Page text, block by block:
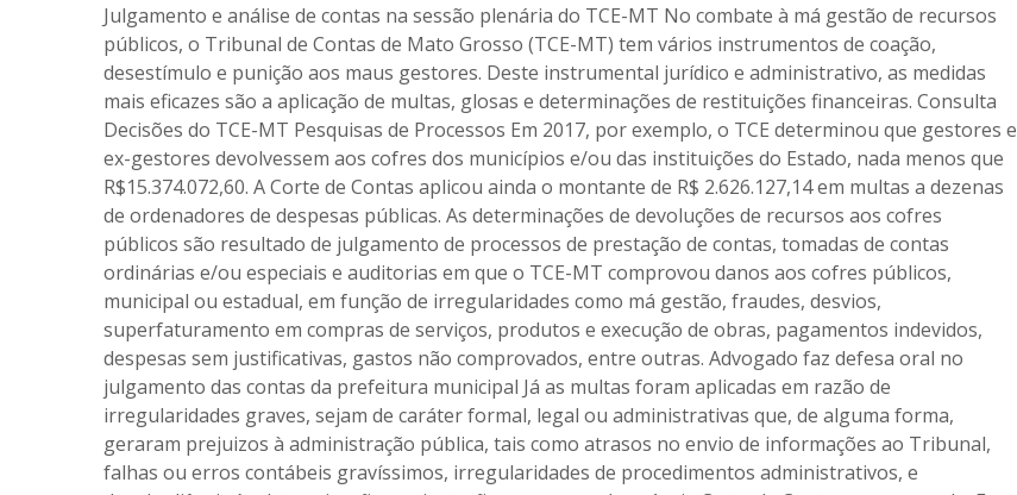
Julgamento e análise de contas na sessão plenária do TCE-MT No combate à má gestão de recursos
públicos, o Tribunal de Contas de Mato Grosso (TCE-MT) tem vários instrumentos de coação,
desestímulo e punição aos maus gestores. Deste instrumental jurídico e administrativo, as medidas
mais eficazes são a aplicação de multas, glosas e determinações de restituições financeiras. Consulta
Decisões do TCE-MT Pesquisas de Processos Em 2017, por exemplo, o TCE determinou que gestores e
ex-gestores devolvessem aos cofres dos municípios e/ou das instituições do Estado, nada menos que
R$15.374.072,60. A Corte de Contas aplicou ainda o montante de R$ 2.626.127,14 em multas a dezenas
de ordenadores de despesas públicas. As determinações de devoluções de recursos aos cofres
públicos são resultado de julgamento de processos de prestação de contas, tomadas de contas
ordinárias e/ou especiais e auditorias em que o TCE-MT comprovou danos aos cofres públicos,
municipal ou estadual, em função de irregularidades como má gestão, fraudes, desvios,
superfaturamento em compras de serviços, produtos e execução de obras, pagamentos indevidos,
despesas sem justificativas, gastos não comprovados, entre outras. Advogado faz defesa oral no
julgamento das contas da prefeitura municipal Já as multas foram aplicadas em razão de
irregularidades graves, sejam de caráter formal, legal ou administrativas que, de alguma forma,
geraram prejuizos à administração pública, tais como atrasos no envio de informações ao Tribunal,
falhas ou erros contábeis gravíssimos, irregularidades de procedimentos administrativos, e